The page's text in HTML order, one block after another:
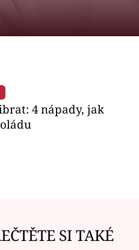
4 nápady, jak
SI TAKÉ